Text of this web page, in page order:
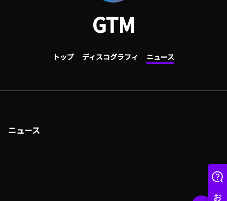
よくある質問
GTM
トップ ディスコグラフィ ニュース
ニュース